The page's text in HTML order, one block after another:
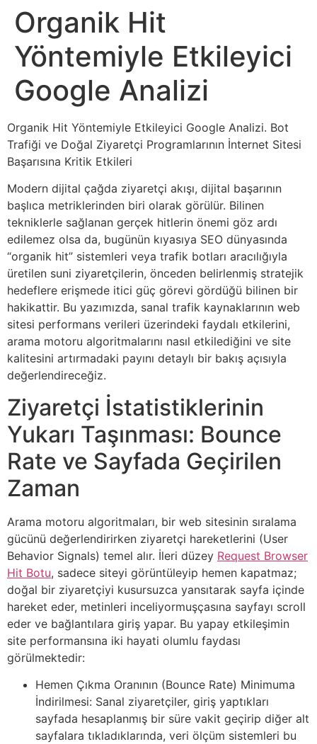
Organik Hit
Yöntemiyle Etkileyici
Google Analizi
Organik Hit Yöntemiyle Etkileyici Google Analizi. Bot
Trafiği ve Doğal Ziyaretçi Programlarının İnternet Sitesi
Başarısına Kritik Etkileri
Modern dijital çağda ziyaretçi akışı, dijital başarının
başlıca metriklerinden biri olarak görülür. Bilinen
tekniklerle sağlanan gerçek hitlerin önemi göz ardı
edilemez olsa da, bugünün kıyasıya SEO dünyasında
“organik hit” sistemleri veya trafik botları aracılığıyla
üretilen suni ziyaretçilerin, önceden belirlenmiş stratejik
hedeflere erişmede itici güç görevi gördüğü bilinen bir
hakikattir. Bu yazımızda, sanal trafik kaynaklarının web
sitesi performans verileri üzerindeki faydalı etkilerini,
arama motoru algoritmalarını nasıl etkilediğini ve site
kalitesini artırmadaki payını detaylı bir bakış açısıyla
değerlendireceğiz.
Ziyaretçi İstatistiklerinin
Yukarı Taşınması: Bounce
Rate ve Sayfada Geçirilen
Zaman
Arama motoru algoritmaları, bir web sitesinin sıralama
gücünü değerlendirirken ziyaretçi hareketlerini (User
Behavior Signals) temel alır. İleri düzey Request Browser
Hit Botu, sadece siteyi görüntüleyip hemen kapatmaz;
doğal bir ziyaretçiyi kusursuzca yansıtarak sayfa içinde
hareket eder, metinleri inceliyormuşçasına sayfayı scroll
eder ve bağlantılara giriş yapar. Bu yapay etkileşimin
site performansına iki hayati olumlu faydası
görülmektedir:
Hemen Çıkma Oranının (Bounce Rate) Minimuma
İndirilmesi: Sanal ziyaretçiler, giriş yaptıkları
sayfada hesaplanmış bir süre vakit geçirip diğer alt
sayfalara tıkladıklarında, veri ölçüm sistemleri bu